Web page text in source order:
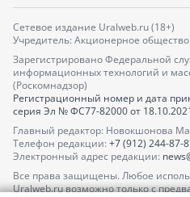
Сетевое издание Uralweb.ru (18+)
Учредитель: Акционерное
Зарегистрировано Федеральной
информационных технологий и
(Роскомнадзор)
Регистрационный номер и дата
серия Эл № ФС77-82000от
Главный редактор: Новокшонова
Телефон редакции: +7 (912) 244-87-
Электронный адрес редакции:
Все права защищены. Любое
Uralweb.ru возможно только с